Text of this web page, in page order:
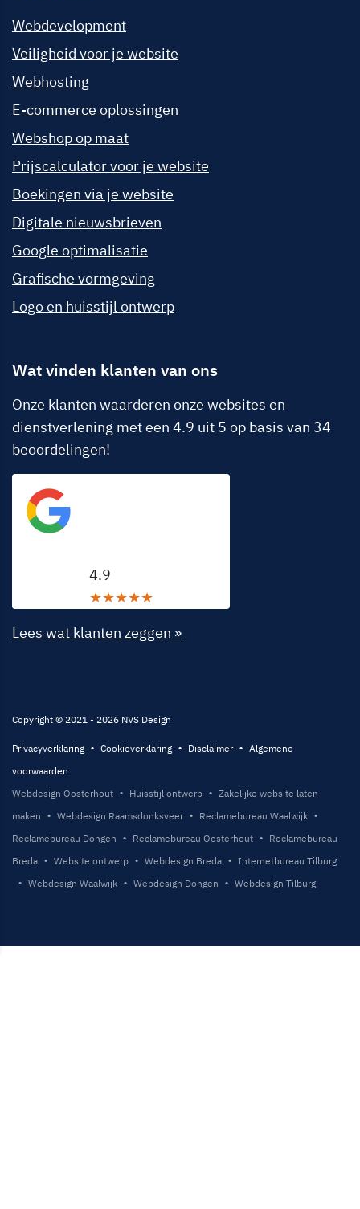
Webdevelopment
Veiligheid voor je website
Webhosting
E-commerce oplossingen
Webshop op maat
Prijscalculator voor je website
Boekingen via je website
Digitale nieuwsbrieven
Google optimalisatie
Grafische vormgeving
Logo en huisstijl ontwerp
Wat vinden klanten van ons
Onze klanten waarderen onze websites en
dienstverlening met een 4.9 uit 5 op basis van 34
beoordelingen!
4.9
★★★★★
Lees wat klanten zeggen »
Copyright © 2021 - 2026 NVS Design
Privacyverklaring Cookieverklaring Disclaimer
Algemene
voorwaarden
Webdesign Oosterhout
Huisstijl ontwerp
Zakelijke website laten
maken
Webdesign Raamsdonksveer
Reclamebureau Waalwijk
Reclamebureau Dongen
Reclamebureau Oosterhout
Reclamebureau
Breda
Website ontwerp Webdesign Breda
Internetbureau Tilburg
Webdesign Waalwijk
Webdesign Dongen Webdesign Tilburg